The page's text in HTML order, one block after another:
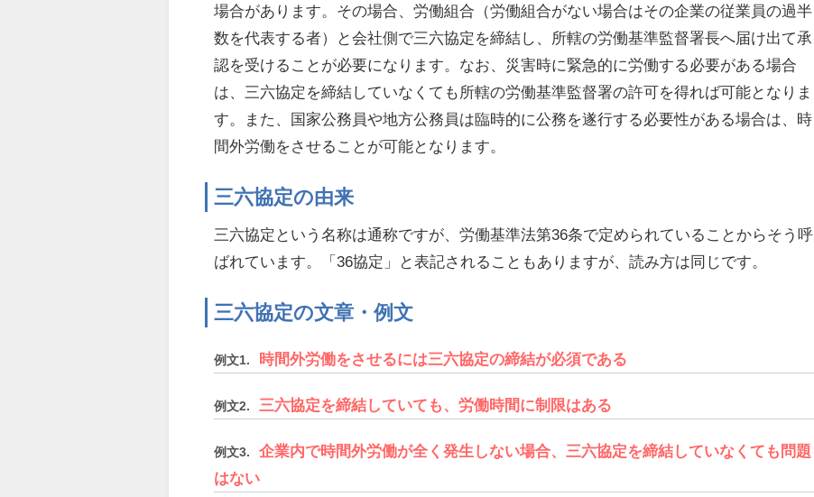
場合があります。その場合、労働組合（労働組合がない場合はその企業の従業員の過半
数を代表する者）と会社側で三六協定を締結し、所轄の労働基準監督署長へ届け出て承
認を受けることが必要になります。なお、災害時に緊急的に労働する必要がある場合
は、三六協定を締結していなくても所轄の労働基準監督署の許可を得れば可能となりま
す。また、国家公務員や地方公務員は臨時的に公務を遂行する必要性がある場合は、時
間外労働をさせることが可能となります。
三六協定の由来
三六協定という名称は通称ですが、労働基準法第36条で定められていることからそう呼
ばれています。「36協定」と表記されることもありますが、読み方は同じです。
三六協定の文章・例文
例文1. 時間外労働をさせるには三六協定の締結が必須である
例文2. 三六協定を締結していても、労働時間に制限はある
例文3.
企業内で時間外労働が全く発生しない場合、三六協定を締結していなくても問題
はない